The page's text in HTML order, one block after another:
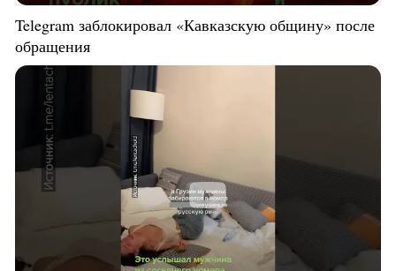
Telegram заблокировал «Кавказскую общину» после
обращения